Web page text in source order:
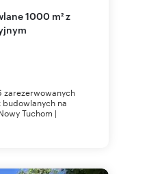
zarezerwowanych
budowlanych na
Tuchom |